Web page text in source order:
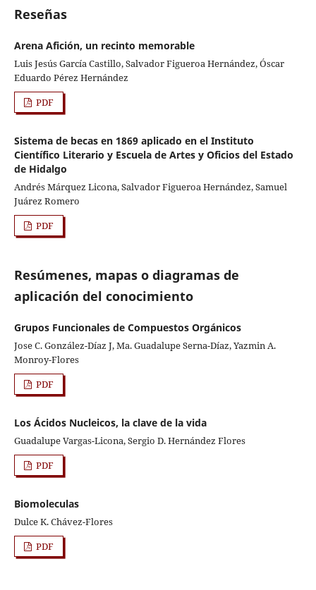
Reseñas
Arena Afición, un recinto memorable
Luis Jesús García Castillo, Salvador Figueroa Hernández, Óscar
Eduardo Pérez Hernández
PDF
Sistema de becas en 1869 aplicado en el Instituto
Científico Literario y Escuela de Artes y Oficios del Estado
de Hidalgo
Andrés Márquez Licona, Salvador Figueroa Hernández, Samuel
Juárez Romero
PDF
Resúmenes, mapas o diagramas de
aplicación del conocimiento
Grupos Funcionales de Compuestos Orgánicos
Jose C. González-Díaz J, Ma. Guadalupe Serna-Díaz, Yazmin A.
Monroy-Flores
PDF
Los Ácidos Nucleicos, la clave de la vida
Guadalupe Vargas-Licona, Sergio D. Hernández Flores
PDF
Biomoleculas
Dulce K. Chávez-Flores
PDF